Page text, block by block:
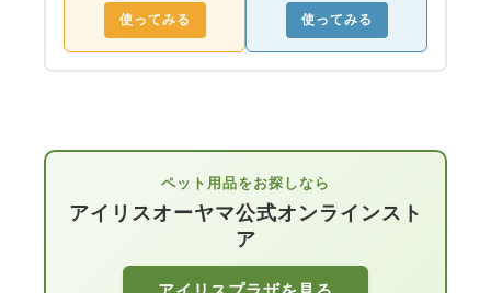
使ってみる 使ってみる
ペット用品をお探しなら
アイリスオーヤマ公式オンラインスト
ア